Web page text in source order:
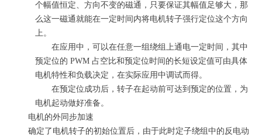
个幅值恒定、方向不变的磁通，只要保证其幅值足够大，那
么这一磁通就能在一定时间内将电机转子强行定位这个方向
上。
在应用中，可以在任意一组绕组上通电一定时间，其中
预定位的 PWM 占空比和预定位时间的长短设定值可由具体
电机特性和负载决定，在实际应用中调试而得。
在预定位成功后，转子在起动前可达到预定的位置，为
电机起动做好准备。
电机的外同步加速
确定了电机转子的初始位置后，由于此时定子绕组中的反电动